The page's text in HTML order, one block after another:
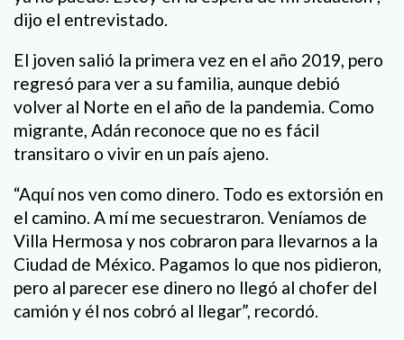
dijo el entrevistado.
El joven salió la primera vez en el año 2019, pero
regresó para ver a su familia, aunque debió
volver al Norte en el año de la pandemia. Como
migrante, Adán reconoce que no es fácil
transitaro o vivir en un país ajeno.
“Aquí nos ven como dinero. Todo es extorsión en
el camino. A mí me secuestraron. Veníamos de
Villa Hermosa y nos cobraron para llevarnos a la
Ciudad de México. Pagamos lo que nos pidieron,
pero al parecer ese dinero no llegó al chofer del
camión y él nos cobró al llegar”, recordó.